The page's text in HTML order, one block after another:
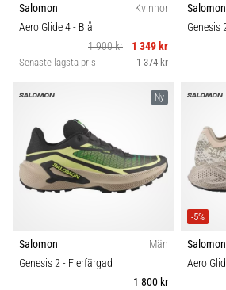
Löparknä:
Orsaker,
och
åtgärder
Löparknä,
även
känt
som
iliotibialbandssyndrom
ett
mycket
Salomon
Kvinnor
Aero Glide 4- Blå
1 900 kr
1 349 kr
Senaste lägsta pris 1 374 kr
Salomon
Genesis
Ny
Salomon
Män
Genesis 2- Flerfärgad
1 800 kr
-5%
Salomon
Aero